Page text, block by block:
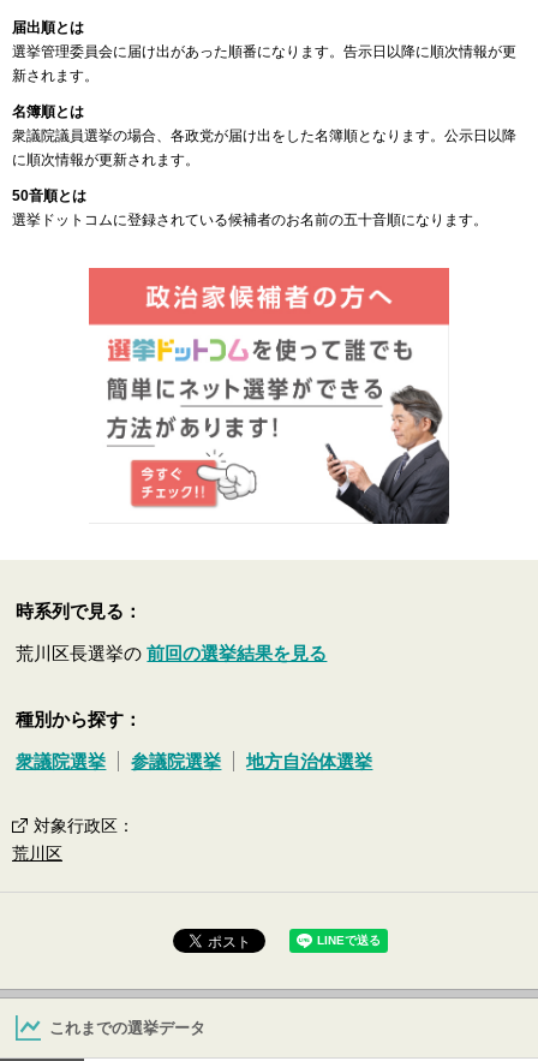
届出順とは
選挙管理委員会に届け出があった順番になります。告示日以降に順次情報が更
新されます。
名簿順とは
衆議院議員選挙の場合、各政党が届け出をした名簿順となります。公示日以降
に順次情報が更新されます。
50音順とは
選挙ドットコムに登録されている候補者のお名前の五十音順になります。
時系列で見る：
荒川区長選挙の前回の選挙結果を見る
種別から探す：
衆議院選挙 参議院選挙 地方自治体選挙
対象行政区 ：
荒川区
これまでの選挙データ